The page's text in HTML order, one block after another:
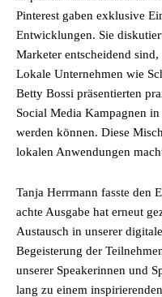
Pinterest gaben exklusive
Entwicklungen. Sie
Marketer entscheidend
Lokale Unternehmen wie
Betty Bossi präsentierten
Social Media Kampagnen
werden können. Diese
lokalen Anwendungen
Tanja Herrmann fasste den
achte Ausgabe hat erneut
Austausch in unserer
Begeisterung der
unserer Speakerinnen und
lang zu einem